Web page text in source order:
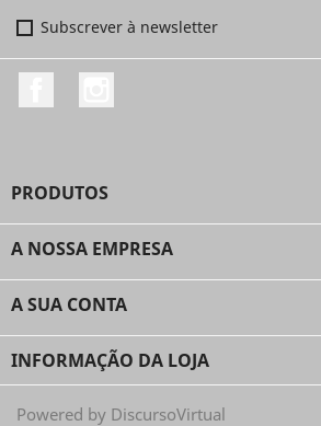
Subscrever à newsletter
PRODUTOS
A NOSSA EMPRESA
A SUA CONTA
INFORMAÇÃO DA LOJA
Powered by DiscursoVirtual